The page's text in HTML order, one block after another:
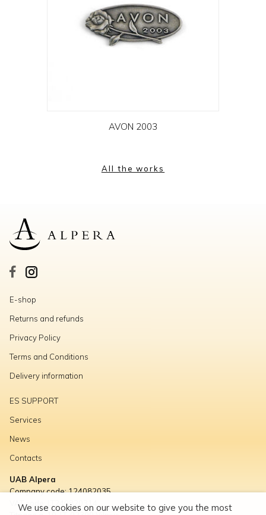
AVON 2003
All the works
E-shop
Returns and refunds
Privacy Policy
Terms and Conditions
Delivery information
ES SUPPORT
Services
News
Contacts
UAB Alpera
Company code: 124082035
VAT code: LT240820314
We use cookies on our website to give you the most